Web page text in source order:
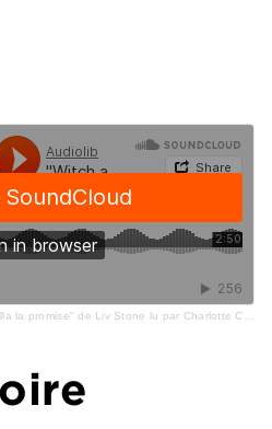
promise" de Liv Stone lu par Charlotte Campana